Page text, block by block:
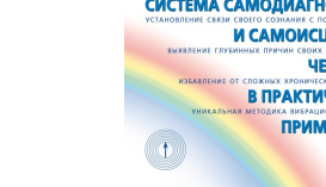
обсуждаемые